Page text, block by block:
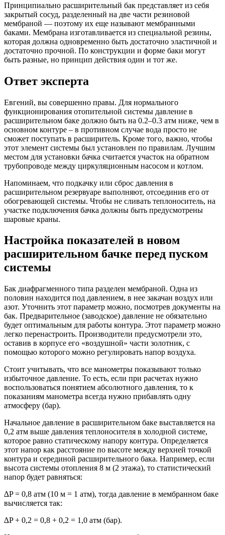
Принципиально расширительный бак представляет из себя
закрытый сосуд, разделенный на две части резиновой
мембраной — поэтому их еще называют мембранными
баками. Мембрана изготавливается из специальной резины,
которая должна одновременно быть достаточно эластичной и
достаточно прочной. По конструкции и форме баки могут
быть разные, но принцип действия один и тот же.
Ответ эксперта
Евгений, вы совершенно правы. Для нормального
функционирования отопительной системы давление в
расширительном баке должно быть на 0.2–0.3 атм ниже, чем в
основном контуре – в противном случае вода просто не
сможет поступать в расширитель. Кроме того, важно, чтобы
этот элемент системы был установлен по правилам. Лучшим
местом для установки бачка считается участок на обратном
трубопроводе между циркуляционным насосом и котлом.
Напоминаем, что подкачку или сброс давления в
расширительном резервуаре выполняют, отсоединив его от
обогревающей системы. Чтобы не сливать теплоноситель, на
участке подключения бачка должны быть предусмотрены
шаровые краны.
Настройка показателей в новом
расширительном бачке перед пуском
системы
Бак диафрагменного типа разделен мембраной. Одна из
половин находится под давлением, в нее закачан воздух или
азот. Уточнить этот параметр можно, посмотрев документы на
бак. Предварительное (заводское) давление не обязательно
будет оптимальным для работы контура. Этот параметр можно
легко перенастроить. Производители предусмотрели это,
оставив в корпусе его «воздушной» части золотник, с
помощью которого можно регулировать напор воздуха.
Стоит учитывать, что все манометры показывают только
избыточное давление. То есть, если при расчетах нужно
воспользоваться понятием абсолютного давления, то к
показаниям манометра всегда нужно прибавлять одну
атмосферу (бар).
Начальное давление в расширительном баке выставляется на
0,2 атм выше давления теплоносителя в холодной системе,
которое равно статическому напору контура. Определяется
этот напор как расстояние по высоте между верхней точкой
контура и серединой расширительного бака. Например, если
высота системы отопления 8 м (2 этажа), то статистический
напор будет равняться:
∆P = 0,8 атм (10 м = 1 атм), тогда давление в мембранном баке
вычисляется так:
∆P + 0,2 = 0,8 + 0,2 = 1,0 атм (бар).